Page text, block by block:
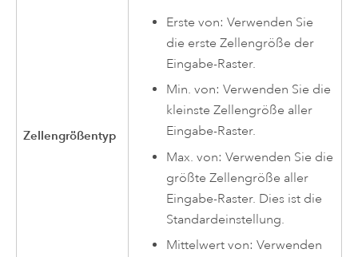
Zellengrößentyp
Erste von: Verwenden Sie
die erste Zellengröße der
Eingabe-Raster.
Min. von: Verwenden Sie die
kleinste Zellengröße aller
Eingabe-Raster.
Max. von: Verwenden Sie die
größte Zellengröße aller
Eingabe-Raster. Dies ist die
Standardeinstellung.
Mittelwert von: Verwenden